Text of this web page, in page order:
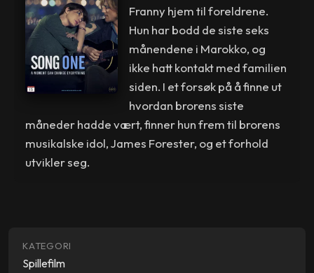
Franny hjem til foreldrene.
Hun har bodd de siste seks
månendene i Marokko, og
ikke hatt kontakt med familien
siden. I et forsøk på å finne ut
hvordan brorens siste
måneder hadde vært, finner hun frem til brorens
musikalske idol, James Forester, og et forhold
utvikler seg.
KATEGORI
Spillefilm